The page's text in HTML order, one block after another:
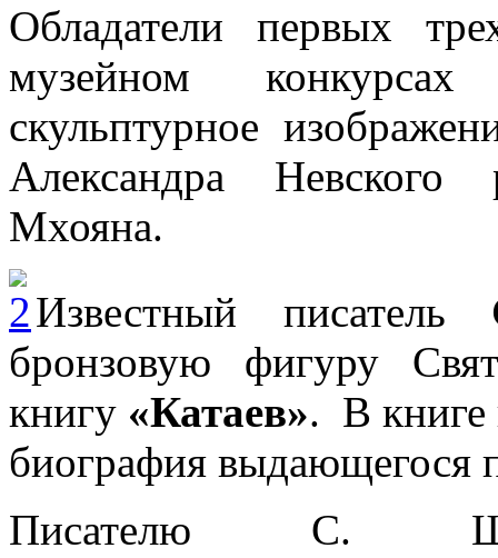
Обладатели первых
музейном
скульптурное
Александра Невского
Мхояна.
Известный писатель
бронзовую фигуру
книгу «Катаев». В книге
биография выдающегося
Писателю С.